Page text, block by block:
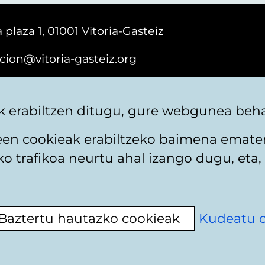
plaza 1, 01001 Vitoria-Gasteiz
gasteiz.org
Erabilerraztasuna
erabiltzen ditugu, gure webgunea
cookieak erabiltzeko baimena
trafikoa neurtu ahal izango dugu,
hautazko cookieak Kudeatu